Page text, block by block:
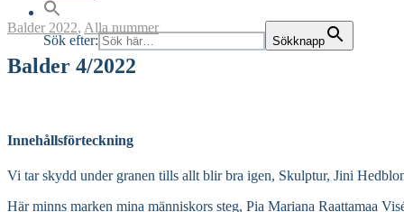
Sök efter: Sökknapp
Balder 2022, Alla nummer
Balder 4/2022
Innehållsförteckning
Vi tar skydd under granen tills allt blir bra igen, Skulptur, Jini
Här minns marken mina människors steg, Pia Mariana Raattamaa